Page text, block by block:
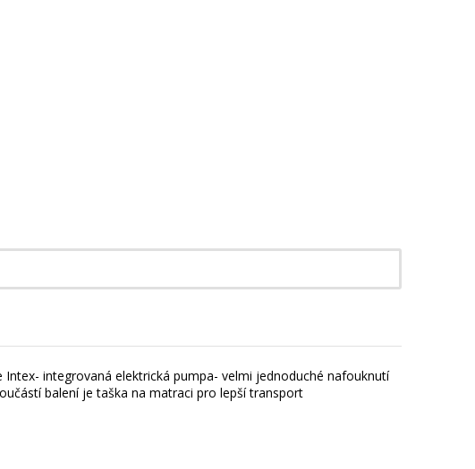
integrovaná elektrická pumpa- velmi jednoduché nafouknutí
balení je taška na matraci pro lepší transport